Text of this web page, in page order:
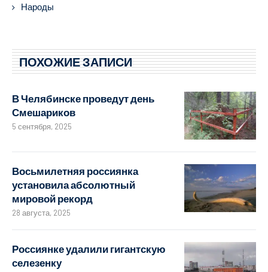
Народы
ПОХОЖИЕ ЗАПИСИ
В Челябинске проведут день
Смешариков
5 сентября, 2025
Восьмилетняя россиянка
установила абсолютный
мировой рекорд
28 августа, 2025
Россиянке удалили гигантскую
селезенку